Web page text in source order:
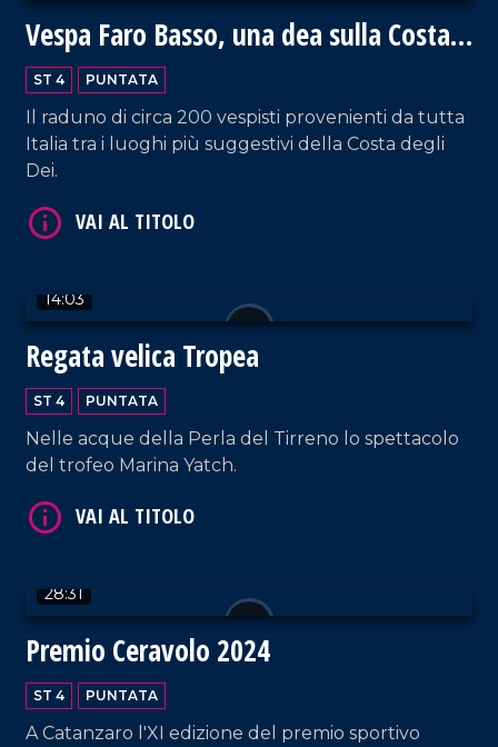
Vespa Faro Basso, una dea sulla Costa
degli Dei
ST 4 PUNTATA
Il raduno di circa 200 vespisti provenienti da tutta
Italia tra i luoghi più suggestivi della Costa degli
Dei.
14:03
Regata velica Tropea
ST 4 PUNTATA
Nelle acque della Perla del Tirreno lo spettacolo
del trofeo Marina Yatch.
28:31
Premio Ceravolo 2024
ST 4 PUNTATA
A Catanzaro l'XI edizione del premio sportivo
VAI AL TITOLO
VAI AL TITOLO
VAI AL TITOLO